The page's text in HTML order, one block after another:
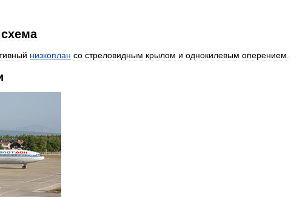
схема
низкоплан со стреловидным крылом и однокилевым оперением